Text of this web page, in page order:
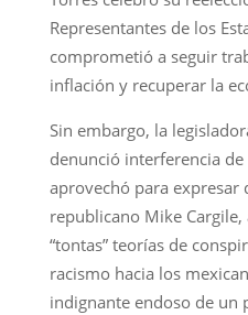
Representantes de los
comprometió a seguir
inflación y recuperar la
Sin embargo, la
denunció interferencia
aprovechó para expresar
republicano Mike
“tontas” teorías de
racismo hacia los
indignante endoso de un